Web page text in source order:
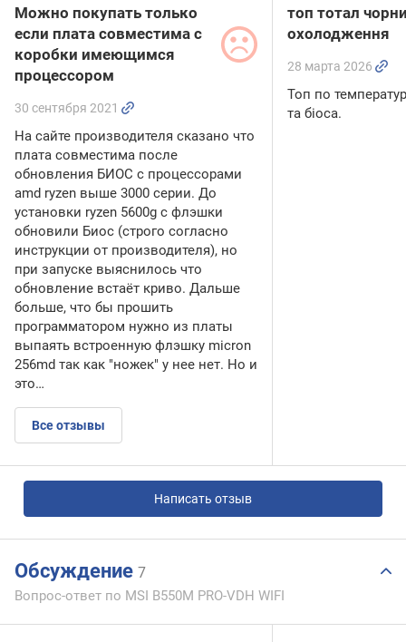
Можно покупать только
если плата совместима с
коробки имеющимся
процессором
30 сентября 2021
На сайте производителя сказано что
плата совместима после
обновления БИОС с процессорами
amd ryzen выше 3000 серии. До
установки ryzen 5600g с флэшки
обновили Биос (строго согласно
инструкции от производителя), но
при запуске выяснилось что
обновление встаёт криво. Дальше
больше, что бы прошить
программатором нужно из платы
выпаять встроенную флэшку micron
256md так как "ножек" у нее нет. Но и
это…
Все отзывы
топ тотал
охолодження
28 марта 2026
Топ по
та біоса.
Написать отзыв
Обсуждение 7
Вопрос-ответ по MSI B550M PRO-VDH WIFI